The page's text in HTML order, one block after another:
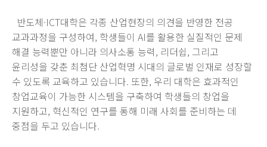
반도체·ICT대학은 각종 산업현장의 의견을 반영한 전공
교과과정을 구성하여, 학생들이 AI를 활용한 실질적인 문제
해결 능력뿐만 아니라 의사소통 능력, 리더쉽, 그리고
윤리성을 갖춘 최첨단 산업혁명 시대의 글로벌 인재로 성장할
수 있도록 교육하고 있습니다. 또한, 우리 대학은 효과적인
창업교육이 가능한 시스템을 구축하여 학생들의 창업을
지원하고, 혁신적인 연구를 통해 미래 사회를 준비하는 데
중점을 두고 있습니다.